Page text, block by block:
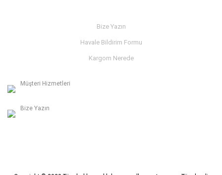
Bize Yazın
Havale Bildirim Formu
Kargom Nerede
Müşteri Hizmetleri
Bize Yazın